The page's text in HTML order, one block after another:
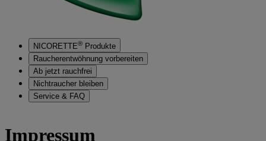
NICORETTE® Produkte
Raucherentwöhnung vorbereiten
Ab jetzt rauchfrei
Nichtraucher bleiben
Service & FAQ
Impressum